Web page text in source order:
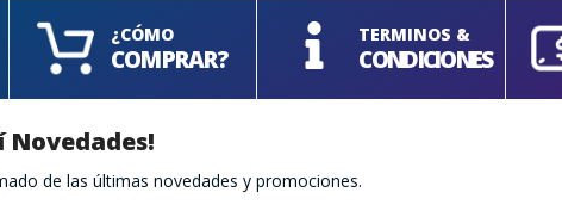
¿CÓMO
COMPRAR?
TERMINOS &
CONDICIONES
Novedades!
de las últimas novedades y promociones.